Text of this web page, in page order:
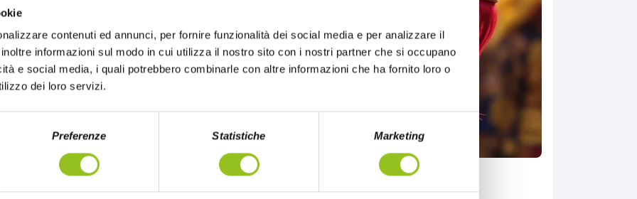
contenuti ed annunci, per fornire funzionalità dei social media e per analizzare il
informazioni sul modo in cui utilizza il nostro sito con i nostri partner che si occupano
e social media, i quali potrebbero combinarle con altre informazioni che ha fornito loro o
dei loro servizi.
Preferenze Statistiche Marketing
di ricchezza e
piatti orientali,
Nissin sia
Cups si sposano
Cinese, ormai
aggregazione,
orientale.